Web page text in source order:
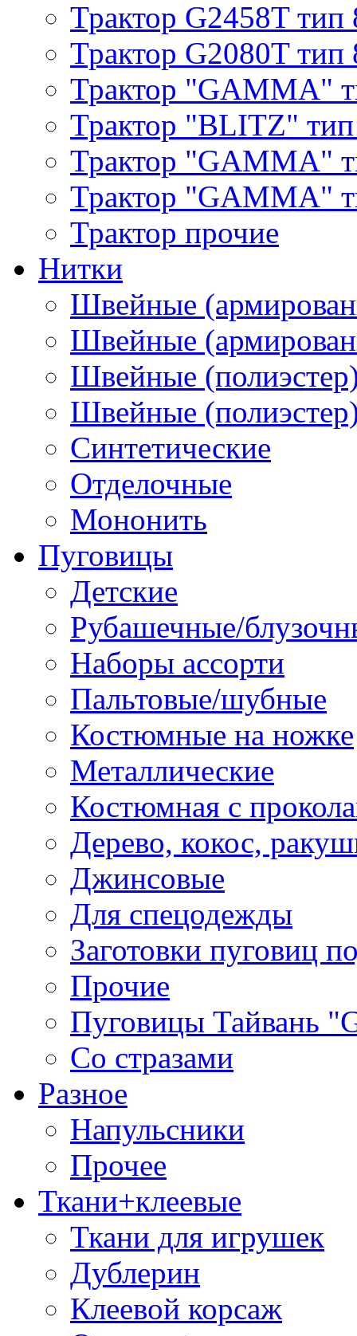
Трактор G2458T тип
Трактор G2080T тип
Трактор "GAMMA"
Трактор "BLITZ"
Трактор "GAMMA"
Трактор "GAMMA"
Трактор прочие
Нитки
Швейные
Швейные
Швейные
Швейные
Синтетические
Отделочные
Мононить
Пуговицы
Детские
Рубашечные/
Наборы ассорти
Пальтовые/шубные
Костюмные на ножке
Металлические
Костюмная с
Дерево, кокос,
Джинсовые
Для спецодежды
Заготовки пуговиц
Прочие
Пуговицы Тайвань
Со стразами
Разное
Напульсники
Прочее
Ткани+клеевые
Ткани для игрушек
Дублерин
Клеевой корсаж